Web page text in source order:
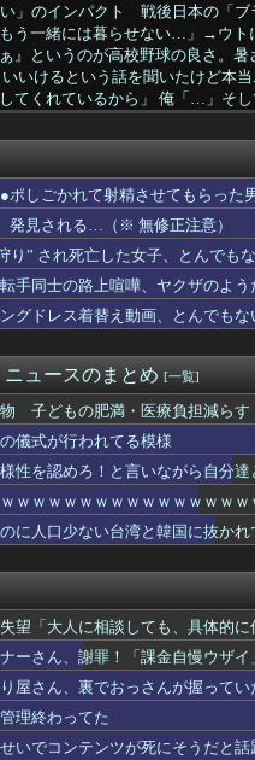
」のインパクト 戦後日本の「ブ
う一緒には暮らせない…」→ウト
』というのが高校野球の良さ。暑
いけるという話を聞いたけど本当
てくれているから」 俺「…」そし
声優】
所から銅線ケーブルを盗む
「性欲弱い人ってモチベーショ
れた避けようがないもらい事故の
人超えｗｗｗｗｗｗｗｗｗｗ
明されない
て発行へ！ 知事「意図的にパクり
すぎるｗｗｗｗルフィ船長「サ...
誰か予想がつかない
感想
居場所を追われる若者たち 行き
きだ」…世論調査で明らかに！
化に「法的な排除を強めることが
ｗｗｗｗｗｗｗｗ❤
でいきなりアシスト！左足でド
置図」がこちらｗｗｗｗ
ることがこちら…」→「日本は規
じゃ米作りをやめる人も多くなる
じゃ米作りをやめる人も多くなる
る日本政府の懸念表明に海外ネ
ｗｗｗｗｗｗｗｗｗｗｗｗｗｗｗ
ｗｗｗｗｗ
。」がデビュー3か月で解散 事...
ポしごかれて射精させてもらった
発見される…（※ 無修正注意）
り” され死亡した女子、とんでも
手同士の路上喧嘩、ヤクザのよ
グドレス着替え動画、とんでも
ュースのまとめ [一覧]
子どもの肥満・医療負担減らす
儀式が行われてる模様
性を認めろ！と言いながら自分
ｗｗｗｗｗｗｗｗｗｗｗｗｗｗｗ
に人口少ない台湾と韓国に抜か
望「大人に相談しても、具体的
ーさん、謝罪！「課金自慢ウザ
屋さん、裏でおっさんが握って
理終わってた
いでコンテンツが死にそうだと話